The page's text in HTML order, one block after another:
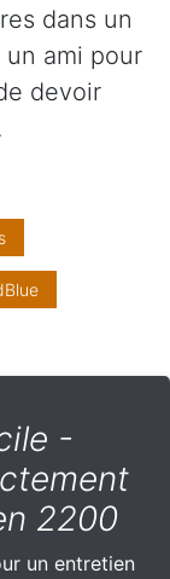
dans un
un ami pour
devoir
-
2200
un entretien